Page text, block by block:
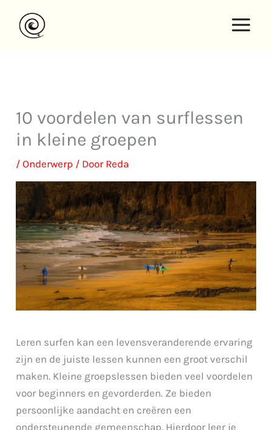
naar
inhoud
10 voordelen van surflessen
in kleine groepen
/Onderwerp / Door Reda
Leren surfen kan een levensveranderende ervaring
zijn en de juiste lessen kunnen een groot verschil
maken. Kleine groepslessen bieden veel voordelen
voor beginners en gevorderden. Ze bieden
persoonlijke aandacht en creëren een
ondersteunende gemeenschap. Hierdoor leer je